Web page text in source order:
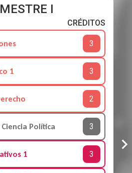
I
CRÉDITOS
3
1 3
2
Política 3
1 3